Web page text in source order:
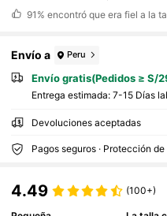
91% encontró que era fiel a la
Envío a Peru
Envío gratis(Pedidos ≥ S/
Entrega estimada: 7-15 Días
Devoluciones aceptadas
Pagos seguros · Protección
4.49 (100+)